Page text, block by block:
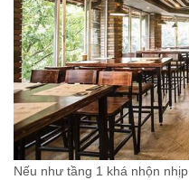
Nếu như tầng 1 khá nhộn